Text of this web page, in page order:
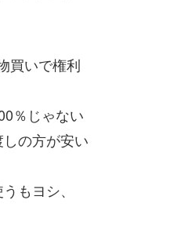
買いで権利
％じゃない
の方が安い
もヨシ、